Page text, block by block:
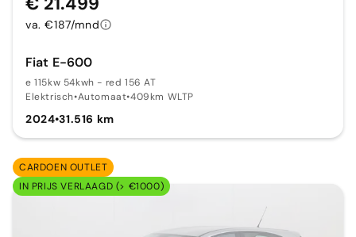
Fiat E-600
e 115kw 54kwh - red 156 AT
Elektrisch•Automaat•409km WLTP
2024•31.516 km
va. €187/mnd
CARDOEN OUTLET
IN PRIJS VERLAAGD (> €1000)